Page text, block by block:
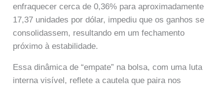
enfraquecer cerca de 0,36% para aproximadamente
17,37 unidades por dólar, impediu que os ganhos se
consolidassem, resultando em um fechamento
próximo à estabilidade.
Essa dinâmica de “empate” na bolsa, com uma luta
interna visível, reflete a cautela que paira nos